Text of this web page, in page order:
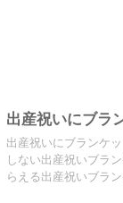
出産祝いにブラ
出産祝いにブランケ
しない出産祝いブラ
らえる出産祝いブラ